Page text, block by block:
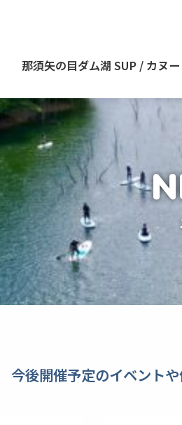
那須矢の目ダム湖 SUP / カヌー
今後開催予定のイベント